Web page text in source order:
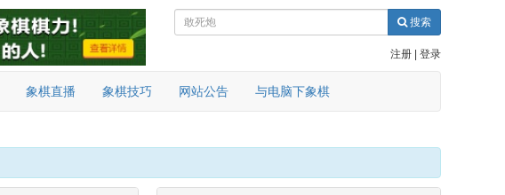
搜索
注册 登录
象棋直播 象棋技巧 网站公告 与电脑下象棋